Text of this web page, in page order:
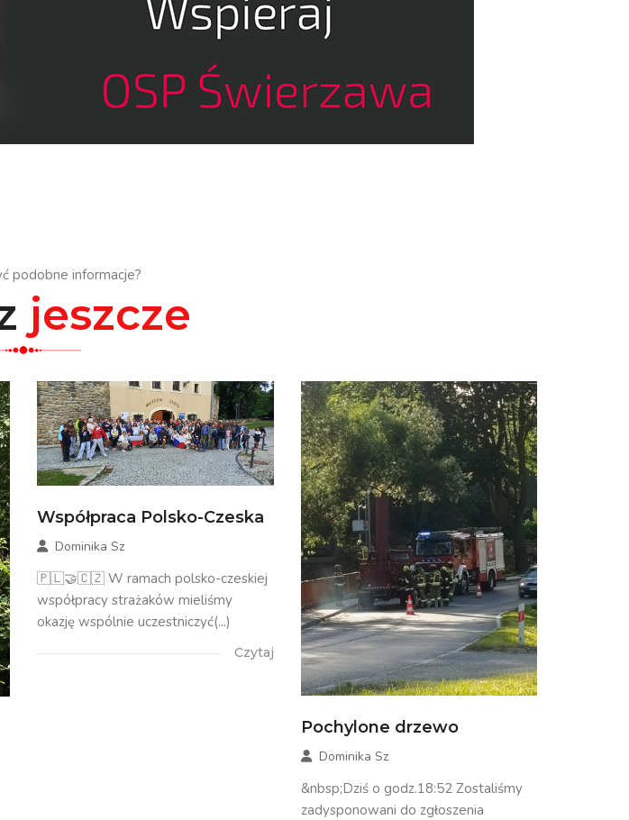
podobne informacje?
jeszcze
Współpraca Polsko-Czeska
Dominika Sz
🇵🇱🤝🇨🇿 W ramach polsko-czeskiej
współpracy strażaków mieliśmy
okazję wspólnie uczestniczyć(...)
Czytaj
Pochylone drzewo
Dominika Sz
&nbsp;Dziś o godz.18:52 Zostaliśmy
zadysponowani do zgłoszenia